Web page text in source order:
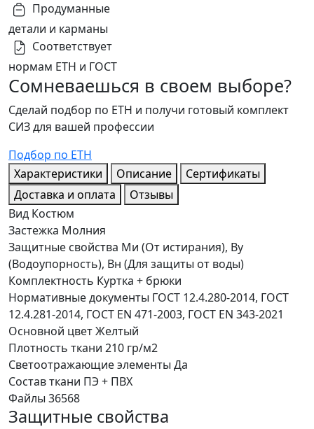
Продуманные
детали и карманы
Соответствует
нормам ЕТН и ГОСТ
Сомневаешься в своем выборе?
Сделай подбор по ЕТН и получи готовый комплект
СИЗ для вашей профессии
Подбор по ЕТН
Характеристики
Описание
Сертификаты
Доставка и оплата
Отзывы
Вид Костюм
Застежка Молния
Защитные свойства Ми (От истирания), Ву
(Водоупорность), Вн (Для защиты от воды)
Комплектность Куртка + брюки
Нормативные документы ГОСТ 12.4.280-2014, ГОСТ
12.4.281-2014, ГОСТ EN 471-2003, ГОСТ EN 343-2021
Основной цветЖелтый
Плотность ткани 210 гр/м2
Светоотражающие элементы Да
Состав ткани ПЭ + ПВХ
Файлы 36568
Защитные свойства